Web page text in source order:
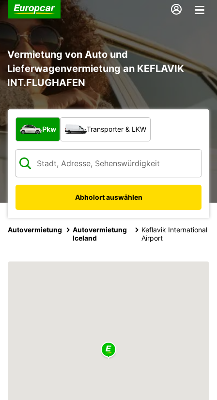
Vermietung von Auto und
Lieferwagenvermietung an KEFLAVIK
INT.FLUGHAFEN
Welche Art von Fahrzeug?
Pkw Transporter & LKW
Abholort auswählen
Autovermietung
Autovermietung
Iceland
Keflavik International
Airport